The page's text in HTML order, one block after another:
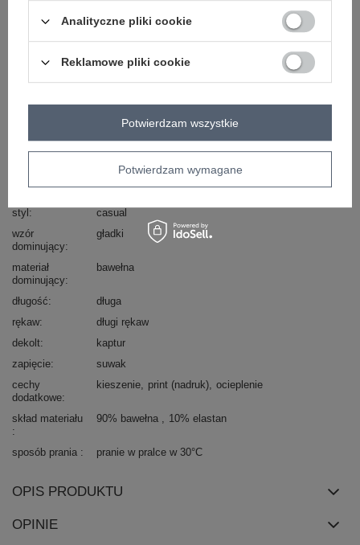
ZALOGUJ SIĘ I ZOBACZ CENĘ
Masz pytanie? Chętnie pomożemy.
Zadzwoń+48 601 547 740 Zadaj pytanie
skład materiału : 90% bawełna , 10% elastan
RV-BL-6683.00P
Marka
RELEVANCE
styl
casual
wzór
dominujący
gładki
materiał
dominujący
bawełna
długość
długa
rękaw
długi rękaw
dekolt
kaptur
zapięcie
suwak
cechy
dodatkowe
kieszenie print (nadruk) ocieplenie
skład materiału 90% bawełna 10% elastan
sposób prania pranie w pralce w 30°C
OPIS PRODUKTU
OPINIE
Analityczne pliki cookie
Reklamowe pliki cookie
Potwierdzam wymagane
Potwierdzam wszystkie